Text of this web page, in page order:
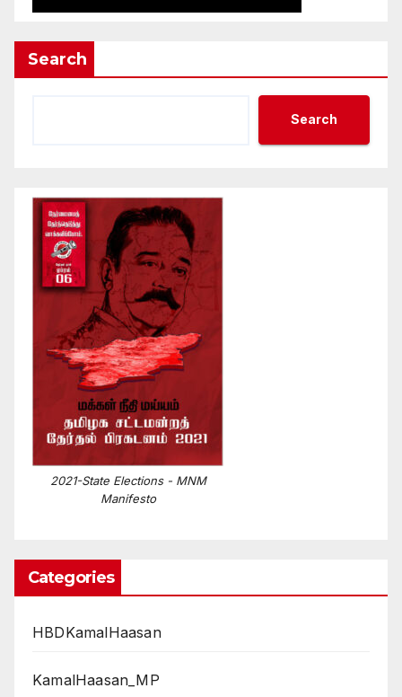
Search
Search
2021-State Elections - MNM
Manifesto
Categories
HBDKamalHaasan
KamalHaasan_MP